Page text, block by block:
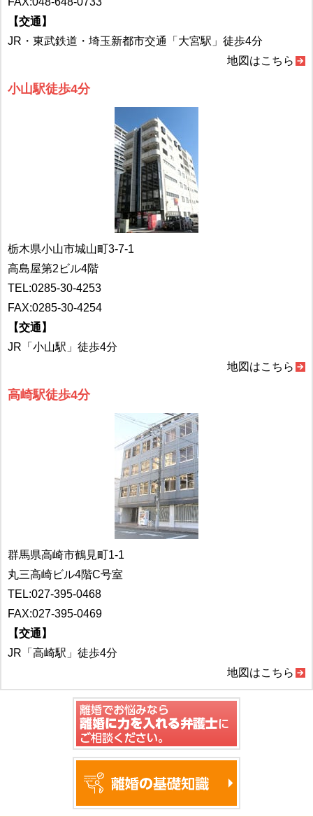
【交通】
JR・東武鉄道・埼玉新都市交通「大宮駅」徒歩4分
地図はこちら
小山駅徒歩4分
栃木県小山市城山町3-7-1
高島屋第2ビル4階
TEL:0285-30-4253
FAX:0285-30-4254
【交通】
JR「小山駅」徒歩4分
地図はこちら
高崎駅徒歩4分
群馬県高崎市鶴見町1-1
丸三高崎ビル4階C号室
TEL:027-395-0468
FAX:027-395-0469
【交通】
JR「高崎駅」徒歩4分
地図はこちら